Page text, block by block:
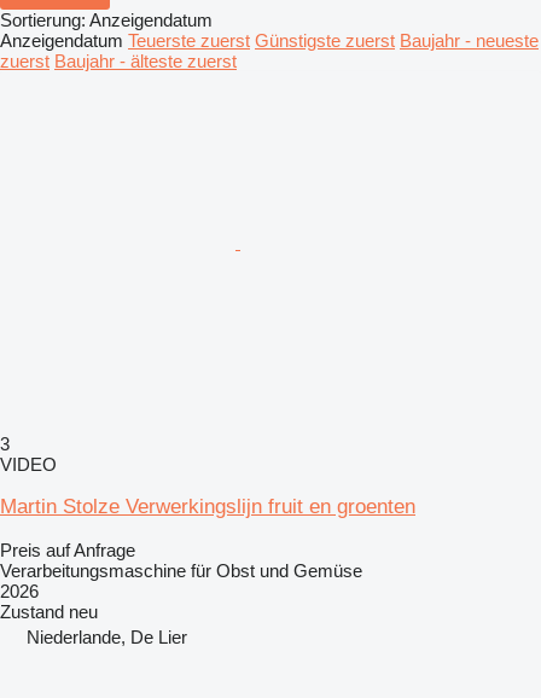
Sortierung: Anzeigendatum
Anzeigendatum Teuerste zuerst Günstigste zuerst Baujahr - neueste
zuerst Baujahr - älteste zuerst
3
VIDEO
Martin Stolze Verwerkingslijn fruit en groenten
Preis auf Anfrage
Verarbeitungsmaschine für Obst und Gemüse
2026
Zustand neu
Niederlande, De Lier